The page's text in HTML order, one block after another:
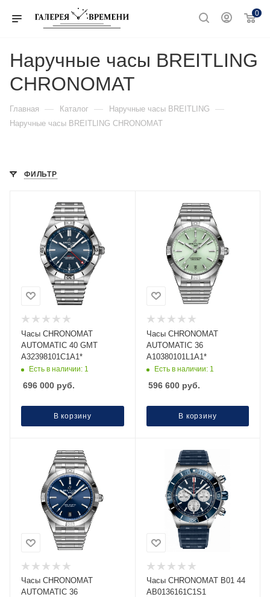
0
Наручные часы BREITLING
CHRONOMAT
Главная — Каталог — Наручные часы BREITLING —
Наручные часы BREITLING CHRONOMAT
ФИЛЬТР
Часы CHRONOMAT
AUTOMATIC 40 GMT
A32398101C1A1*
Есть в наличии: 1
696 000 руб.
В корзину
Часы CHRONOMAT
AUTOMATIC 36
A10380101L1A1*
Есть в наличии: 1
596 600руб.
В корзину
Часы CHRONOMAT
AUTOMATIC 36
Часы CHRONOMAT B01 44
AB0136161C1S1